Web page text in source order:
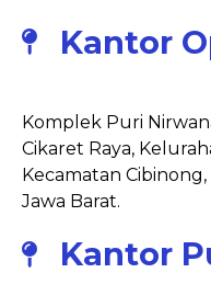
Kantor
Komplek Puri
Cikaret Raya,
Kecamatan
Jawa Barat.
Kantor